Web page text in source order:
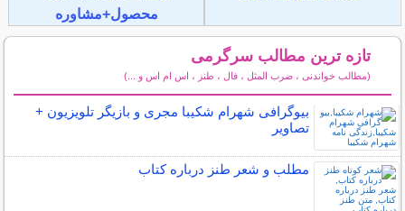
محصول+مشاوره
تازه ترین مطالب سرگرمی
(مطالب خواندنی ، ضرب المثل ، فال ، طنز ، اس ام اس و ...)
بیوگرافی شهرام شکیبا مجری و بازیگر تلویزیون +
تصاویر
مطلب و شعر طنز درباره کتاب